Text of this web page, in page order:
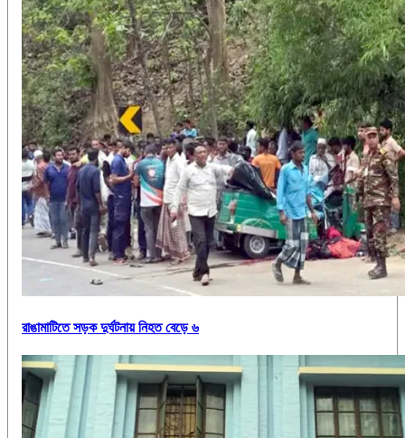
রাঙামাটিতে সড়ক দুর্ঘটনায় নিহত বেড়ে ৬